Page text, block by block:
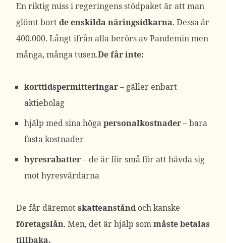
En riktig miss i regeringens stödpaket är att man
glömt bortde enskilda näringsidkarna. Dessa är
400.000. Långt ifrån alla berörs av Pandemin men
många, många tusen.De får inte:
korttidspermitteringar– gäller enbart
aktiebolag
hjälp med sina högapersonalkostnader– bara
fasta kostnader
hyresrabatter– de är för små för att hävda sig
mot hyresvärdarna
De får däremotskatteanståndoch kanske
företagslån. Men, det är hjälp sommåste betalas
tillbaka.